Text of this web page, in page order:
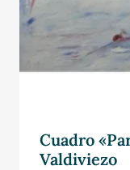
Cuadro
Valdiviezo